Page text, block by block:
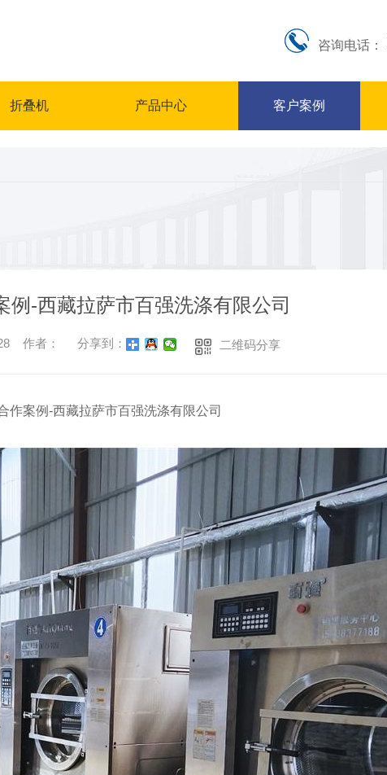
咨询电话：
折叠机 产品中心 客户案例
例-西藏拉萨市百强洗涤有限公司
作者： 分享到： 二维码分享
作案例-西藏拉萨市百强洗涤有限公司